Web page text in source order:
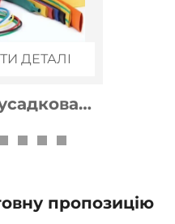
ДЕТАЛІ
пропозицію